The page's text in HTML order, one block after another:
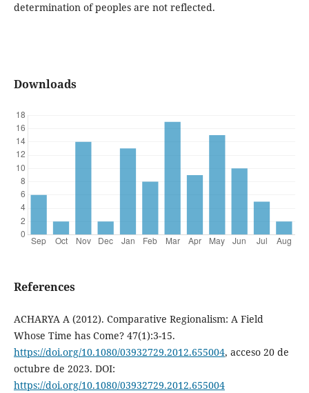
determination of peoples are not reflected.
Downloads
References
ACHARYA A (2012). Comparative Regionalism: A Field
Whose Time has Come? 47(1):3-15.
https://doi.org/10.1080/03932729.2012.655004, acceso 20 de
octubre de 2023. DOI:
https://doi.org/10.1080/03932729.2012.655004